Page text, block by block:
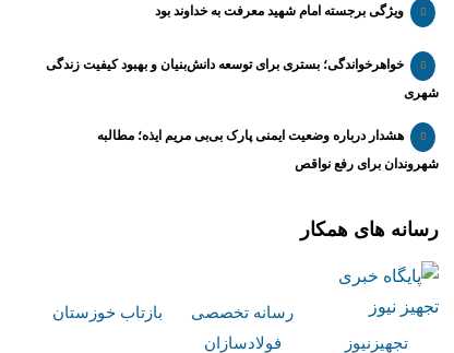
ویژگی برجسته امام شهید معرفت به خداوند بود
خواهرخواندگی؛ بستری برای توسعه دانش‌بنیان و بهبود کیفیت زندگی
شهری
هشدار درباره وضعیت ایمنی پارک بی‌بی مریم ایذه؛ مطالبه
شهروندان برای رفع نواقص
رسانه های همکار
تجهیزنیوز
رسانه تخصصی
فولادسازان
بازتاب خوزستان